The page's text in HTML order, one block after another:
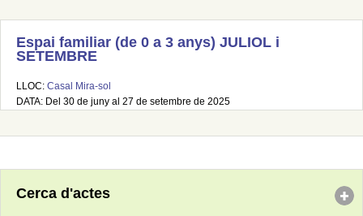
Espai familiar (de 0 a 3 anys) JULIOL i
SETEMBRE
LLOC: Casal Mira-sol
DATA: Del 30 de juny al 27 de setembre de 2025
Cerca d'actes